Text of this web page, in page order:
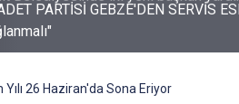
PARTİSİ GEBZE'DEN SERVİS ESNAFINA
26 Haziran'da Sona Eriyor